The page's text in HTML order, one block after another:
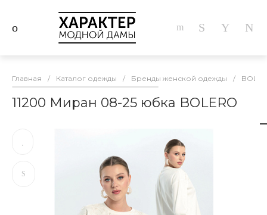
Главная / Каталог одежды / Бренды женской одежды /
11200 Миран 08-25 юбка BOLERO